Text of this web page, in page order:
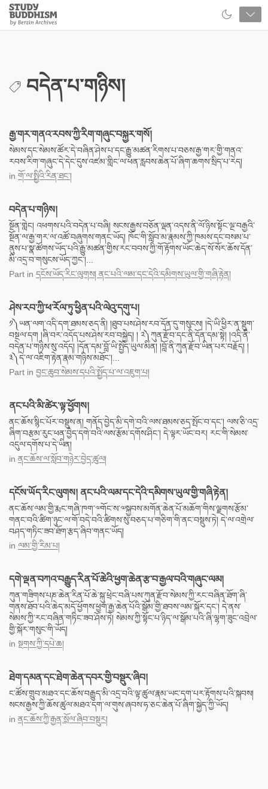
Close
Study
Buddhism
བདེན་པ་གཉིས།
རྒྱ་གར་གནའ་རབས་ཀྱི་རིག་གཞུང་བསྐྱར་གསོ།
སེམས་དང་སེམས་ཚོར་དེ་བཞིན་ཤེས་པ་དང་རྒྱུ་མཚན་རིགས་པ་བཅས་རྒྱ་གར་གྱི་གནའ་
རབས་རིག་གཞུང་དེ་དེང་དུས་འཛམ་གླིང་ལ་ཕན་རླབས་ཆེན་པོ་ཞིག་ཆགས་སྲིད་པ་རེད།
in གོ་ལ་སྤྱིའི་རིན་ཐང་།
བདེན་པ་གཉིས།
སྔོན་གླེང། འཕགས་པའི་བདེན་པ་བཞི། སངས་རྒྱས་བཅོན་ལྡན་འདས་ནི་ལོ་ཉིས་སྟོང་ལྔ་བརྒྱའི་
སྔོན་ལ་རྒྱ་གར་ལ་འཚོ་བཞུགས་གནང་ཡོད། ཁོང་གི་སློབ་མ་རྣམས་ཀྱི་ཁམས་དང་བསམ་པ་
ནུས་པ་སྣ་ཚོགས་ཡོད་པའི་རྒྱུ་མཚན་གྱིས་རང་བབས་ཀྱི་གོ་རྟོགས་ཡོང་ཆེད་སོ་སོར་ཆོས་དོན་
མི་འདྲ་བ་གསུངས་ཡོད་ཀྱང་།...
Part in དངོས་ཡོད་རིང་ལུགས། ནང་པའི་ལམ་དང་དེའི་དམིགས་ཡུལ་གྱི་གཞི་རྟེན།
ཤེས་རབ་ཀྱི་ཕ་རོལ་ཏུ་ཕྱིན་པའི་ལེའུ་དགུ་པ།
༡༽ཡན་ལག་འདི་དག་ཐམས་ཅད་ནི། །ཐུབ་པས་ཤེས་རབ་དོན་དུ་གསུངས། །དེ་ཡི་ཕྱིར་ན་སྡུག་
བསྔལ་དག །ཞི་བར་འདོད་པས་ཤེས་རབ་བསྐྱེད། ། ༢༽ཀུན་རྫོབ་དང་ནི་དོན་དམ་སྟེ། །འདི་ནི་
བདེན་པ་གཉིས་སུ་འདོད། །དོན་དམ་བློ་ཡི་སྤྱོད་ཡུལ་མིན། །བློ་ནི་ཀུན་རྫོབ་ཡིན་པར་བརྗོད། །
༣༽དེ་ལ་འཇིག་རྟེན་རྣམ་གཉིས་མཐོང་།...
Part in བྱང་ཆུབ་སེམས་དཔའི་སྤྱོད་པ་ལ་འཇུག་པ།
ནང་པའི་མི་ཚེར་ལྟ་ཕྱོགས།
ནང་ཆོས་སྙིང་པོར་བསྡུས་ན། གནོད་བྱེད་མི་དགེ་བའི་ལས་ཐམས་ཅད་སྤོང་བ་དང་། ལས་ཅི་འདྲ་
ཞིག་བརྩམ་རུང་ཕན་བྱེད་དགེ་བའི་ལས་རྩོམ་དགོས་ཤིང་། དེ་ལྟར་ཡོང་བར། རང་གི་སེམས་
འདུལ་དགོས་པ་དེ་ཡིན།
in ནང་ཆོས་ལ་སློབ་གཉེར་བྱེད་ཚུལ།
དངོས་ཡོད་རིང་ལུགས། ནང་པའི་ལམ་དང་དེའི་དམིགས་ཡུལ་གྱི་གཞི་རྟེན།
ནང་ཆོས་ལམ་གྱི་རྨང་གཞི་ཁག་༧གོང་ས་༧སྐྱབས་མགོན་ཆེན་པོ་མཆོག་གིས་ལྗགས་རྩོམ་
གནང་བའི་ཚིག་ཉུང་ལ་གོ་བདེ་བའི་ཚིགས་སུ་བཅད་པ་གཅིག་གི་ནང་བསྡུས་ཏེ། དེ་ལ་འགྲེལ་
བཤད་གཏིང་ཟབ་ཐོག་རྩད་ཞིབ་གནང་ཡོད།
in ལམ་གྱི་རིམ་པ།
དགེ་ལྡན་བཀའ་བརྒྱུད་རིན་པོ་ཆེའི་ཕྱག་ཆེན་རྩ་བ་རྒྱལ་བའི་གཞུང་ལམ།
ཀུན་གཟིགས་པཎ་ཆེན་རིན་པོ་ཆེ་སྐུ་ཕྲེང་བཞི་པས་ཀུན་རྫོབ་སེམས་ཀྱི་རང་བཞིན་ཐོག་ཞི་
གནས་ཐོབ་པའི་ཆེད་མདོ་ཕྱོགས་ཕྱག་རྒྱ་ཆེན་པོའི་སྒོམ་གྱི་ཐབས་ལམ་སྐོར་དང་། དེ་ནས་
སེམས་ཀྱི་རང་བཞིན་གཏིང་ཟབ་ཤོས་ཏེ། སེམས་ཀྱི་སྟོང་པ་ཉིད་ལ་སྒོམ་པའི་ཞི་ལྷག་ཟུང་འབྲེལ་
གྱི་སྐོར་གསུང་གི་ཡོད།
in སྔགས་ཀྱི་དཔེ་ཆ།
ཐེག་དམན་དང་ཐེག་ཆེན་དབར་གྱི་བསྡུར་ཞིབ།
ང་ཚོས་གྲུབ་མཐའ་དང་ཆོས་བརྒྱུད་མི་འདྲ་བའི་ལྟ་ཚུལ་རྣམ་ཡང་དག་པར་རྟོགས་པའི་སྐབས།
སངས་རྒྱས་ཀྱི་ཆོས་ཚུལ་མཐའ་དག་ལ་གུས་ཞབས་ཧ་ཅང་ཆེན་པོ་ཞིག་སྐྱེད་ཀྱི་ཡོད།
in ནང་ཆོས་ཀྱི་རྒྱན་སྲོལ་ཞིབ་བསྡུར།